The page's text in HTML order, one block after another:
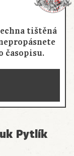
tištěná
časopisu.
Pytlík